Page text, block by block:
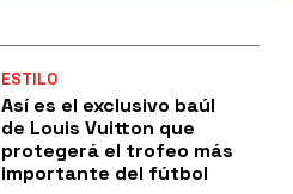
ESTILO
Así es el exclusivo baúl
de Louis Vuitton que
protegerá el trofeo más
importante del fútbol